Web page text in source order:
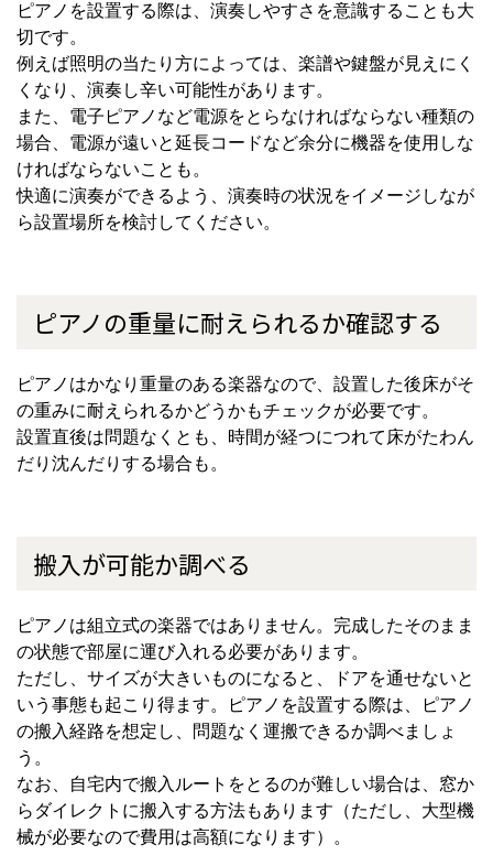
ピアノを設置する際は、演奏しやすさを意識することも大
切です。
例えば照明の当たり方によっては、楽譜や鍵盤が見えにく
くなり、演奏し辛い可能性があります。
また、電子ピアノなど電源をとらなければならない種類の
場合、電源が遠いと延長コードなど余分に機器を使用しな
ければならないことも。
快適に演奏ができるよう、演奏時の状況をイメージしなが
ら設置場所を検討してください。
ピアノの重量に耐えられるか確認する
ピアノはかなり重量のある楽器なので、設置した後床がそ
の重みに耐えられるかどうかもチェックが必要です。
設置直後は問題なくとも、時間が経つにつれて床がたわん
だり沈んだりする場合も。
搬入が可能か調べる
ピアノは組立式の楽器ではありません。完成したそのまま
の状態で部屋に運び入れる必要があります。
ただし、サイズが大きいものになると、ドアを通せないと
いう事態も起こり得ます。ピアノを設置する際は、ピアノ
の搬入経路を想定し、問題なく運搬できるか調べましょ
う。
なお、自宅内で搬入ルートをとるのが難しい場合は、窓か
らダイレクトに搬入する方法もあります（ただし、大型機
械が必要なので費用は高額になります）。